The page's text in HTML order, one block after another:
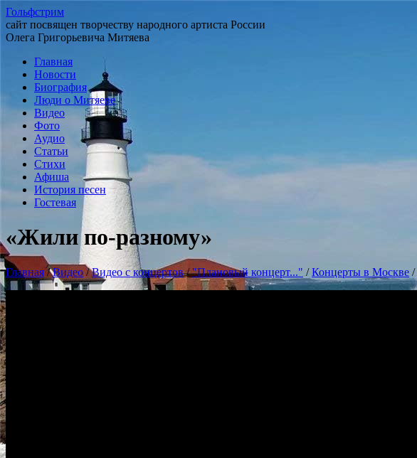
Гольфстрим
сайт посвящен творчеству народного артиста России
Олега Григорьевича Митяева
Главная
Новости
Биография
Люди о Митяеве
Видео
Фото
Аудио
Статьи
Стихи
Афиша
История песен
Гостевая
«Жили по-разному»
Главная/Видео /Видео с концертов/"Плановый концерт..." /Концерты в Москве /